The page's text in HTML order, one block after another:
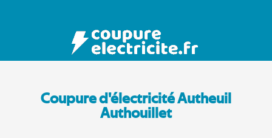
Coupure d'électricité Autheuil
Authouillet